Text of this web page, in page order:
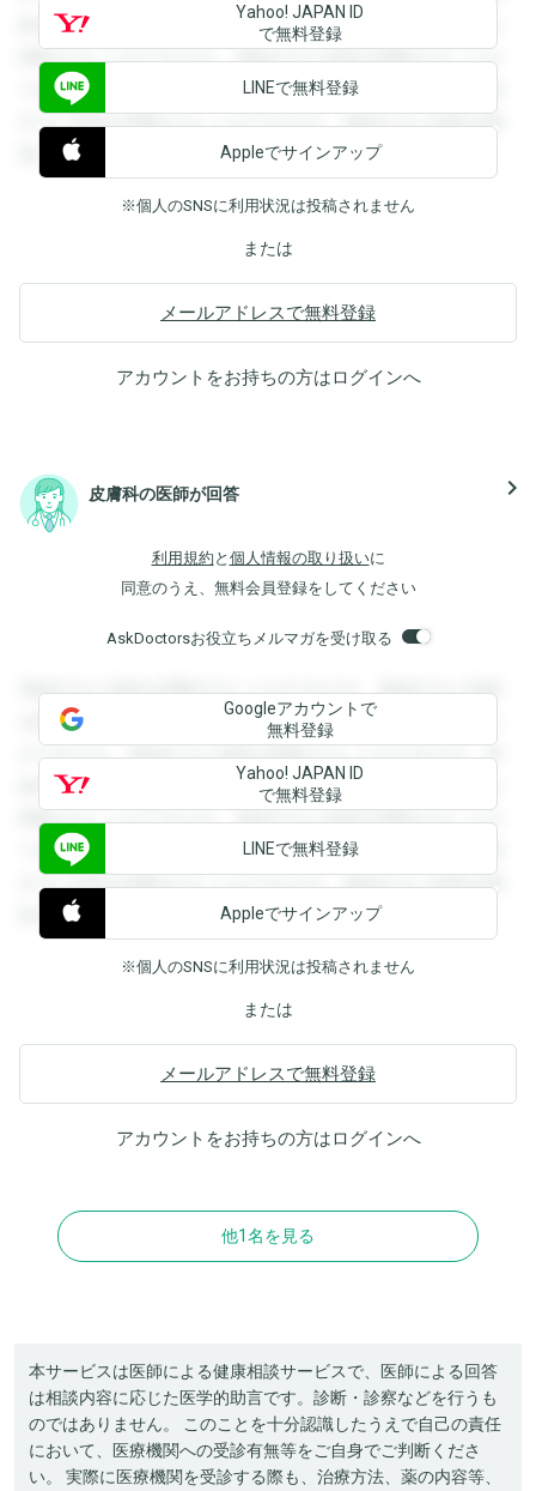
録すると回答を閲覧することができます。登録すると回答を
閲覧することができます。登録すると回答を閲覧することが
できます。登録すると回答を閲覧することができます。登録
すると回答を閲覧することができます。登録すると回答を閲
覧することができます。
Yahoo! JAPAN ID
で無料登録
LINEで無料登録
Appleでサインアップ
※個人のSNSに利用状況は投稿されません
または
メールアドレスで無料登録
アカウントをお持ちの方はログインへ
皮膚科の医師が回答 navigate_next
利用規約 と 個人情報の取り扱いに
同意のうえ、無料会員登録をしてください
AskDoctorsお役立ちメルマガを受け取る
登録すると回答を閲覧することができます。登録すると回答
を閲覧することができます。登録すると回答を閲覧すること
ができます。登録すると回答を閲覧することができます。登
録すると回答を閲覧することができます。登録すると回答を
閲覧することができます。登録すると回答を閲覧することが
できます。登録すると回答を閲覧することができます。登録
すると回答を閲覧することができます。登録すると回答を閲
覧することができます。
Googleアカウントで
無料登録
Yahoo! JAPAN ID
で無料登録
LINEで無料登録
Appleでサインアップ
※個人のSNSに利用状況は投稿されません
または
メールアドレスで無料登録
アカウントをお持ちの方はログインへ
他1名を見る
本サービスは医師による健康相談サービスで、医師による回答
は相談内容に応じた医学的助言です。診断・診察などを行うも
のではありません。 このことを十分認識したうえで自己の責任
において、医療機関への受診有無等をご自身でご判断くださ
い。 実際に医療機関を受診する際も、治療方法、薬の内容等、